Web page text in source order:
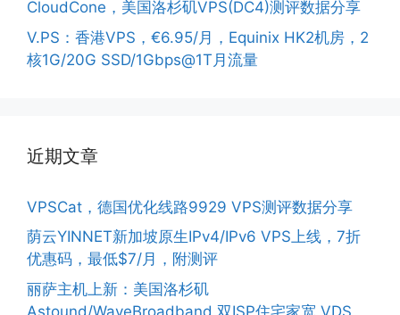
CloudCone，美国洛杉矶VPS(DC4)测评数据分享
V.PS：香港VPS，€6.95/月，Equinix HK2机房，2
核1G/20G SSD/1Gbps@1T月流量
近期文章
VPSCat，德国优化线路9929 VPS测评数据分享
荫云YINNET新加坡原生IPv4/IPv6 VPS上线，7折
优惠码，最低$7/月，附测评
丽萨主机上新：美国洛杉矶
Astound/WaveBroadband 双ISP住宅家宽 VDS，